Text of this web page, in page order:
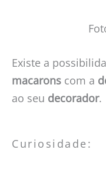
Existe a
macarons com a
ao seu decorador.
Curiosidade: